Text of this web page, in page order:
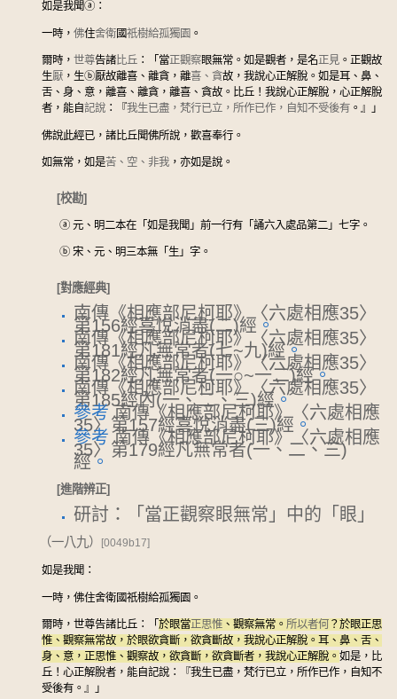
如是我聞ⓐ ：
一時， 佛住舍衛國祇樹給孤獨園 。
爾時， 世尊告諸比丘 ：「當正觀察眼無常。如是觀者，是名正見 。正觀故
生厭 ，生ⓑ厭故離喜、離貪，離喜、貪故，我說心正解脫。如是耳、鼻、
舌、身、意，離喜、離貪，離喜、貪故。比丘！我說心正解脫，心正解脫
者，能自記說 ：『我生已盡，梵行已立，所作已作，自知不受後有 。』」
佛說此經已，諸比丘聞佛所說，歡喜奉行。
如無常，如是苦、空、非我 ，亦如是說。
[校勘]
ⓐ 元、明二本在「如是我聞」前一行有「誦六入處品第二」七字。
ⓑ 宋、元、明三本無「生」字。
[對應經典]
南傳《相應部尼柯耶》〈六處相應35〉
第156經喜悅消盡(二)經 。
南傳《相應部尼柯耶》〈六處相應35〉
第181經凡無常者(七~九)經。
南傳《相應部尼柯耶》〈六處相應35〉
第182經凡無常者(一○~一二)經。
南傳《相應部尼柯耶》〈六處相應35〉
第185經內(一、二、三)經。
參考南傳《相應部尼柯耶》〈六處相應
35〉第157經喜悅消盡(三)經 。
參考南傳《相應部尼柯耶》〈六處相應
35〉第179經凡無常者(一、二、三)
經。
[進階辨正]
研討：「當正觀察眼無常」中的「眼」
（一八九） [0049b17]
如是我聞：
一時，佛住舍衛國祇樹給孤獨園。
爾時，世尊告諸比丘：「 於眼當正思惟 、觀察無常。 所以者何 ？於眼正思
惟、觀察無常故，於眼欲貪斷，欲貪斷故，我說心正解脫。耳、鼻、舌、
身、意，正思惟、觀察故，欲貪斷，欲貪斷者，我說心正解脫。 如是，比
丘！心正解脫者，能自記說：『我生已盡，梵行已立，所作已作，自知不
受後有。』」